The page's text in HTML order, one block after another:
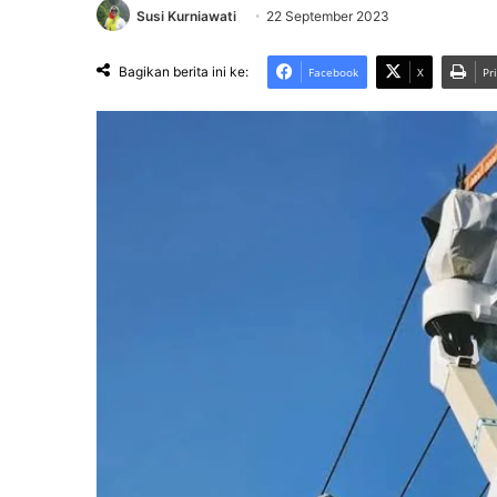
Susi Kurniawati 22 September 2023
Bagikan berita ini ke: Facebook X